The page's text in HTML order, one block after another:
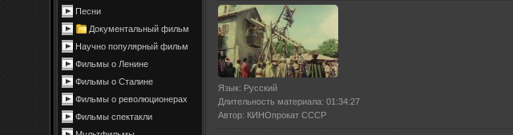
Песни
Документальный фильм
Научно популярный фильм
Фильмы о Ленине
Фильмы о Сталине
Фильмы о революционерах
Фильмы спектакли
Язык: Русский
Длительность материала: 01:34:27
Автор: КИНОпрокат СССР